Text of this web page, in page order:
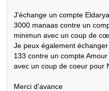
J'échange un compte
3000 manaas contre un
minimun avec un coup de
Je peux également
133 contre un compte
avec un coup de coeur pour
Merci d'avance